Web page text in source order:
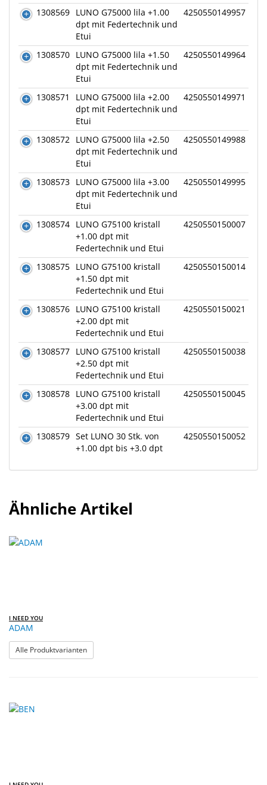
1308569 LUNO G75000 lila +1.00
dpt mit Federtechnik und
Etui
4250550149957
1308570 LUNO G75000 lila +1.50
dpt mit Federtechnik und
Etui
4250550149964
1308571
LUNO G75000 lila +2.00
dpt mit Federtechnik und
Etui
4250550149971
1308572 LUNO G75000 lila +2.50
dpt mit Federtechnik und
Etui
4250550149988
1308573 LUNO G75000 lila +3.00
dpt mit Federtechnik und
Etui
4250550149995
1308574 LUNO G75100 kristall
+1.00 dpt mit
Federtechnik und Etui
4250550150007
1308575 LUNO G75100 kristall
+1.50 dpt mit
Federtechnik und Etui
4250550150014
1308576 LUNO G75100 kristall
+2.00 dpt mit
Federtechnik und Etui
4250550150021
1308577 LUNO G75100 kristall
+2.50 dpt mit
Federtechnik und Etui
4250550150038
1308578 LUNO G75100 kristall
+3.00 dpt mit
Federtechnik und Etui
4250550150045
1308579 Set LUNO 30 Stk. von
+1.00 dpt bis +3.0 dpt
4250550150052
Ähnliche Artikel
I NEED YOU
ADAM
Alle Produktvarianten: ADAM